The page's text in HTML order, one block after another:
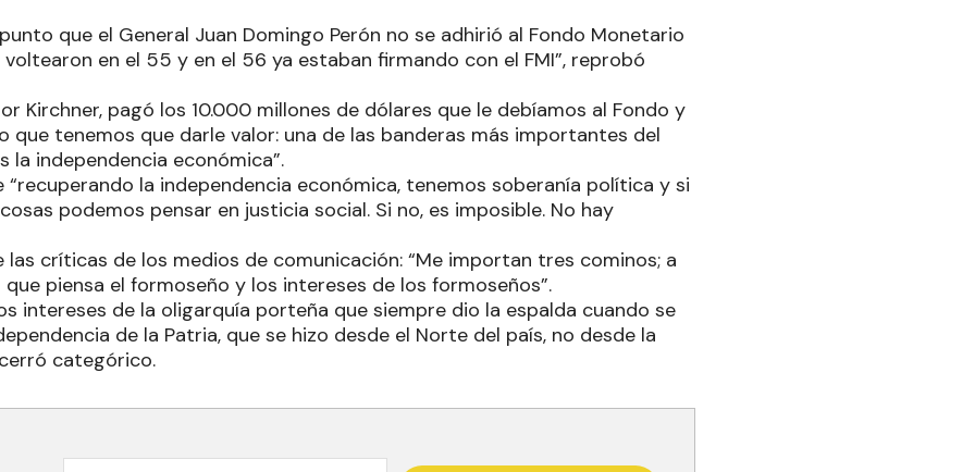
que el General Juan Domingo Perón no se adhirió al Fondo Monetario
voltearon en el 55 y en el 56 ya estaban firmando con el FMI”, reprobó
Kirchner, pagó los 10.000 millones de dólares que le debíamos al Fondo y
que tenemos que darle valor: una de las banderas más importantes del
la independencia económica”.
“recuperando la independencia económica, tenemos soberanía política y si
podemos pensar en justicia social. Si no, es imposible. No hay
las críticas de los medios de comunicación: “Me importan tres cominos; a
piensa el formoseño y los intereses de los formoseños”.
intereses de la oligarquía porteña que siempre dio la espalda cuando se
de la Patria, que se hizo desde el Norte del país, no desde la
categórico.